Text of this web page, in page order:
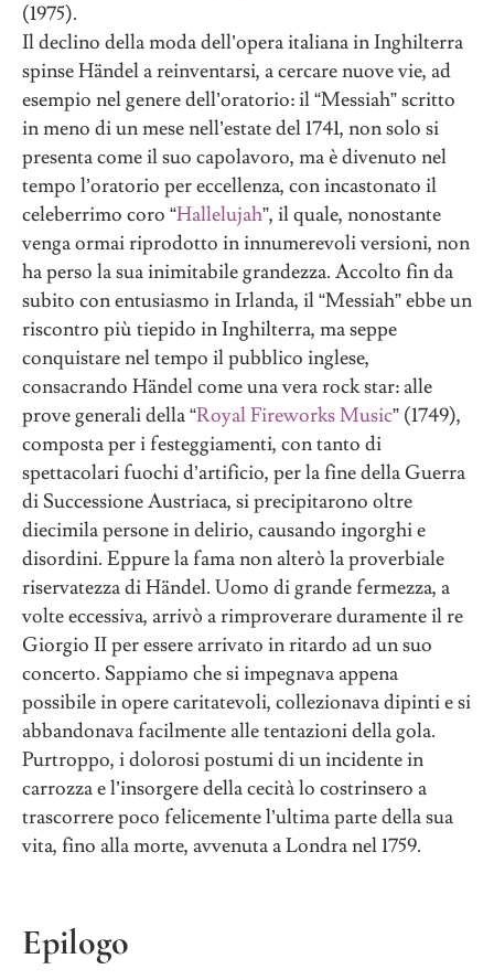
(1975).
Il declino della moda dell’opera italiana in Inghilterra
spinse Händel a reinventarsi, a cercare nuove vie, ad
esempio nel genere dell’oratorio: il “Messiah” scritto
in meno di un mese nell’estate del 1741, non solo si
presenta come il suo capolavoro, ma è divenuto nel
tempo l’oratorio per eccellenza, con incastonato il
celeberrimo coro “Hallelujah”, il quale, nonostante
venga ormai riprodotto in innumerevoli versioni, non
ha perso la sua inimitabile grandezza. Accolto fin da
subito con entusiasmo in Irlanda, il “Messiah” ebbe un
riscontro più tiepido in Inghilterra, ma seppe
conquistare nel tempo il pubblico inglese,
consacrando Händel come una vera rock star: alle
prove generali della “Royal Fireworks Music” (1749),
composta per i festeggiamenti, con tanto di
spettacolari fuochi d’artificio, per la fine della Guerra
di Successione Austriaca, si precipitarono oltre
diecimila persone in delirio, causando ingorghi e
disordini. Eppure la fama non alterò la proverbiale
riservatezza di Händel. Uomo di grande fermezza, a
volte eccessiva, arrivò a rimproverare duramente il re
Giorgio II per essere arrivato in ritardo ad un suo
concerto. Sappiamo che si impegnava appena
possibile in opere caritatevoli, collezionava dipinti e si
abbandonava facilmente alle tentazioni della gola.
Purtroppo, i dolorosi postumi di un incidente in
carrozza e l’insorgere della cecità lo costrinsero a
trascorrere poco felicemente l’ultima parte della sua
vita, fino alla morte, avvenuta a Londra nel 1759.
Epilogo